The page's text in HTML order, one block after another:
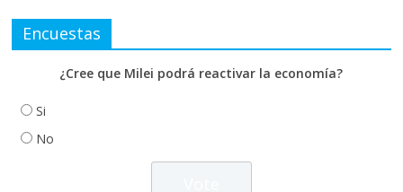
Encuestas
¿Cree que Milei podrá reactivar la economía?
Si
No